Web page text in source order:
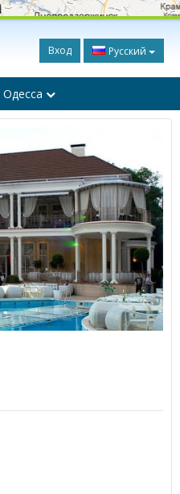
Вход Русский
Одесса